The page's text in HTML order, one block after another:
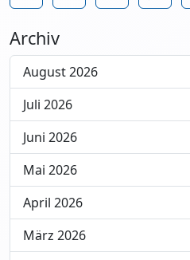
Archiv
August 2026
Juli 2026
Juni 2026
Mai 2026
April 2026
März 2026